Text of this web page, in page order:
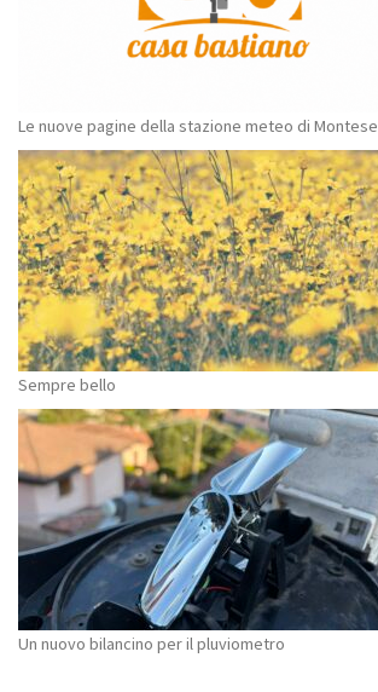
Le nuove pagine della stazione meteo di Montese
Sempre bello
Un nuovo bilancino per il pluviometro